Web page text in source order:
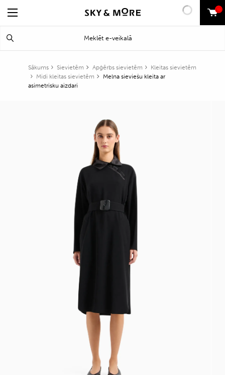
0
Sākums Sievietēm Apģērbs sievietēm
Kleitas sievietēm
Midi kleitas sievietēm
Melna sieviešu kleita ar
asimetrisku aizdari